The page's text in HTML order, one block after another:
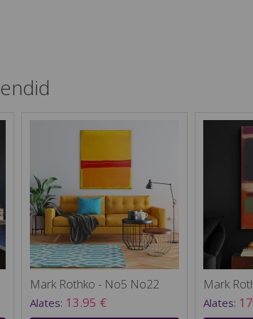
Mark Rothko - No5 No22
Alates: 13.95 €
Mark
Alates: